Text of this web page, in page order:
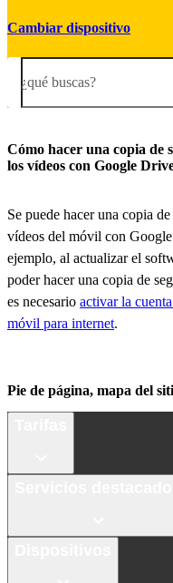
Cambiar dispositivo
¿qué buscas?
Cómo hacer una copia de
los vídeos con Google
Se puede hacer una copia
vídeos del móvil con
ejemplo, al actualizar el
poder hacer una copia de
es necesario activar la
móvil para internet.
Pie de página, mapa del